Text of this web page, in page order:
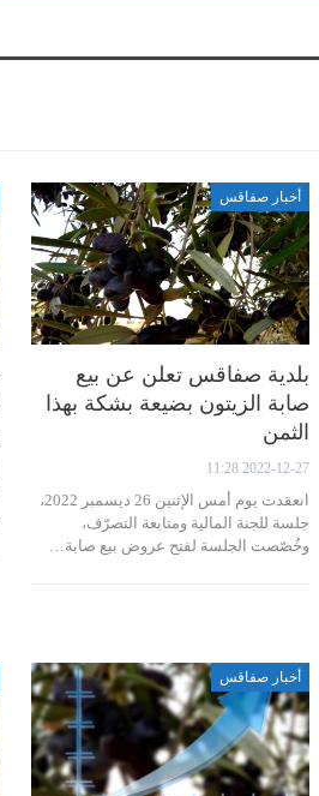
أخبار صفاقس
بلدية صفاقس تعلن عن بيع
صابة الزيتون بضيعة بشكة بهذا
الثمن
2022-12-27 11:28
انعقدت يوم أمس الإثنين 26 ديسمبر 2022،
جلسة للجنة المالية ومتابعة التصرّف،
وخُصّصت الجلسة لفتح عروض بيع صابة…
أخبار صفاقس